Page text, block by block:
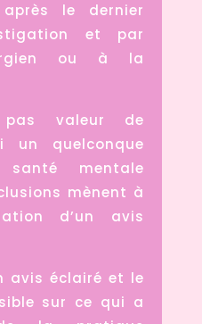
le dernier
et par
ou à la
valeur de
quelconque
mentale
mènent à
d’un avis
avis éclairé et le
sur ce qui a